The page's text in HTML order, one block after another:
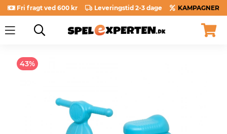
Fri fragt ved 600 kr Leveringstid 2-3 dage KAMPAGNER
43